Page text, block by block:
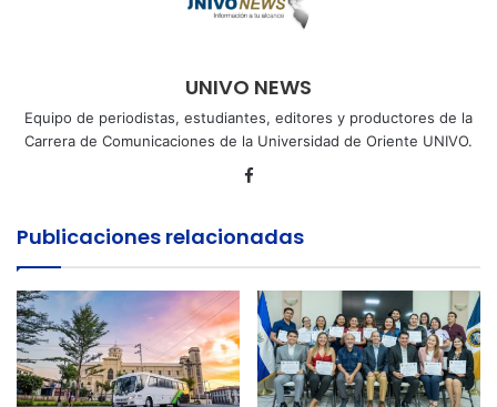
UNIVO NEWS
Equipo de periodistas, estudiantes, editores y productores de la
Carrera de Comunicaciones de la Universidad de Oriente UNIVO.
Facebook
Publicaciones relacionadas